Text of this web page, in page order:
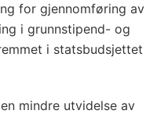
for gjennomføring av
i grunnstipend- og
i statsbudsjettet
mindre utvidelse av